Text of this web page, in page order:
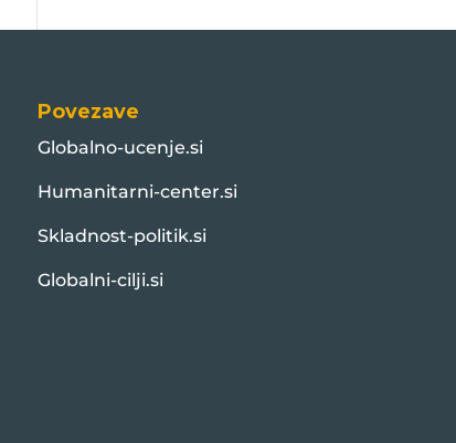
Povezave
Globalno-ucenje.si
Humanitarni-center.si
Skladnost-politik.si
Globalni-cilji.si